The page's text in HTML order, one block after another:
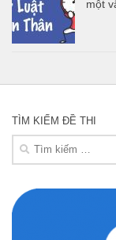
một
TÌM KIẾM ĐỀ THI
Tìm
kiếm